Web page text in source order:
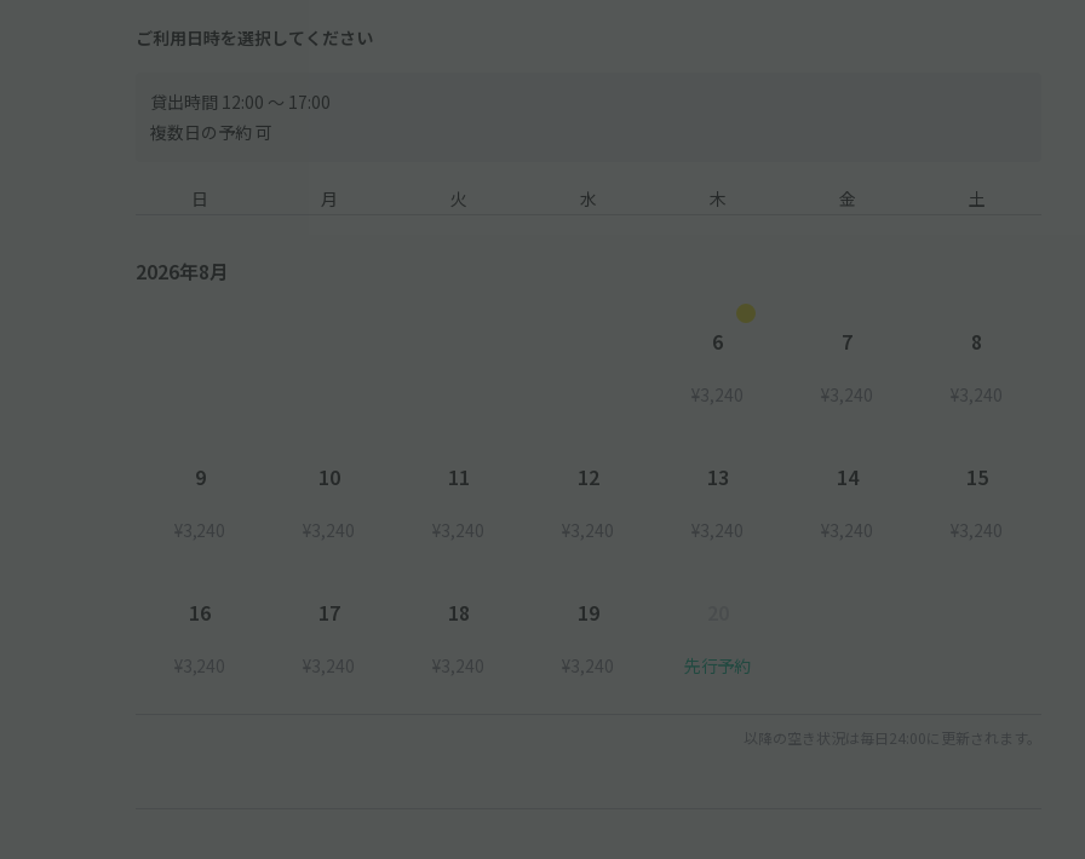
アプリの仕様上、駐車時間が一律にしか設定できないので、例えば現在はナイター時間(17:30-23:00)になっています
すので、お気軽にご連絡ください。
●駐車場の右側は家族が使用していますのでご注意下さい。
●貸出時間は家族の車がありますので時間厳守でお願いします。もし野球の延長で少しでも貸出時間を超えそうな場合
ですのでお気軽にメッセージにてお問い合わせください。何の連絡もなしに貸出時間を超えた場合には本部に通報させ
【2023.9.1更新】たくさんのご依頼を頂きましたので9月よりナイターの終了時間を22:00から23:00に延長しました。
【2023.9.1更新】9月より出庫しやすくなりました。
ご利用日時を選択してください
貸出時間 12:00 〜 17:00
複数日の予約 可
日 月 火 水 木 金 土
2026年8月
6
¥3,240
7
¥3,240
8
¥3,240
9
¥3,240
10
¥3,240
11
¥3,240
12
¥3,240
13
¥3,240
14
¥3,240
15
¥3,240
16
¥3,240
17
¥3,240
18
¥3,240
19
¥3,240 先行予約
以降の空き状況は毎日24:00に更新されます。